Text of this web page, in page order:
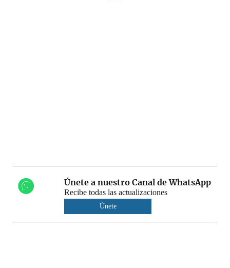
Únete a nuestro Canal de WhatsApp
Recibe todas las actualizaciones
Únete